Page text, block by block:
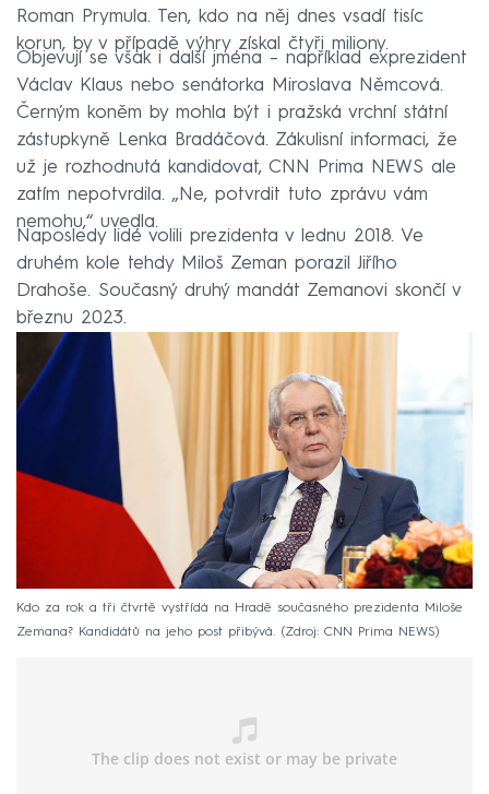
Roman Prymula. Ten, kdo na něj dnes vsadí tisíc
korun, by v případě výhry získal čtyři miliony.
Objevují se však i další jména – například exprezident
Václav Klaus nebo senátorka Miroslava Němcová.
Černým koněm by mohla být i pražská vrchní státní
zástupkyně Lenka Bradáčová. Zákulisní informaci, že
už je rozhodnutá kandidovat, CNN Prima NEWS ale
zatím nepotvrdila. „Ne, potvrdit tuto zprávu vám
nemohu,“ uvedla.
Naposledy lidé volili prezidenta v lednu 2018. Ve
druhém kole tehdy Miloš Zeman porazil Jiřího
Drahoše. Současný druhý mandát Zemanovi skončí v
březnu 2023.
Kdo za rok a tři čtvrtě vystřídá na Hradě současného prezidenta Miloše
Zemana? Kandidátů na jeho post přibývá.
Zdroj: CNN Prima NEWS